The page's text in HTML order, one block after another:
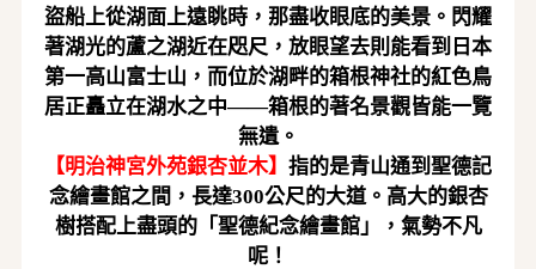
盜船上從湖面上遠眺時，那盡收眼底的美景。閃耀
著湖光的蘆之湖近在咫尺，放眼望去則能看到日本
第一高山富士山，而位於湖畔的箱根神社的紅色鳥
居正矗立在湖水之中——箱根的著名景觀皆能一覽
無遺。
【明治神宮外苑銀杏並木】 指的是青山通到聖德記
念繪畫館之間，長達300公尺的大道。 高大的銀杏
樹搭配上盡頭的「聖德紀念繪畫館」，氣勢不凡
呢！